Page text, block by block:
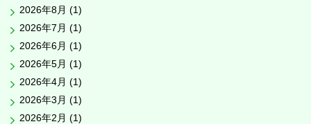
2026年8月 (1)
2026年7月 (1)
2026年6月 (1)
2026年5月 (1)
2026年4月 (1)
2026年3月 (1)
2026年2月 (1)